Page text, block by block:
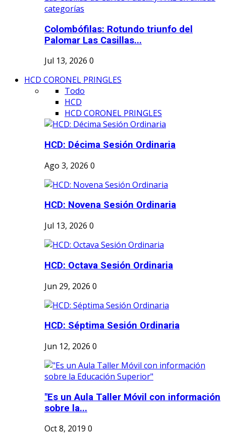
Colombófilas: Rotundo triunfo del
Palomar Las Casillas...
Jul 13, 2026 0
HCD CORONEL PRINGLES
Todo
HCD
HCD CORONEL PRINGLES
HCD: Décima Sesión Ordinaria
Ago 3, 2026 0
HCD: Novena Sesión Ordinaria
Jul 13, 2026 0
HCD: Octava Sesión Ordinaria
Jun 29, 2026 0
HCD: Séptima Sesión Ordinaria
Jun 12, 2026 0
"Es un Aula Taller Móvil con información
sobre la...
Oct 8, 2019 0